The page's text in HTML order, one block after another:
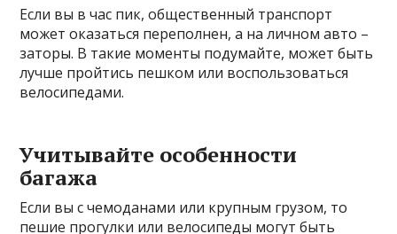
Если вы в час пик, общественный транспорт
может оказаться переполнен, а на личном авто –
заторы. В такие моменты подумайте, может быть
лучше пройтись пешком или воспользоваться
велосипедами.
Учитывайте особенности
багажа
Если вы с чемоданами или крупным грузом, то
пешие прогулки или велосипеды могут быть